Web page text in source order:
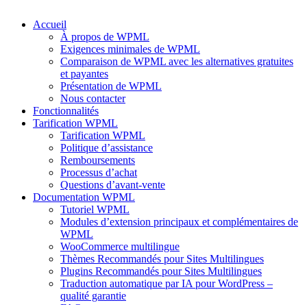
Accueil
À propos de WPML
Exigences minimales de WPML
Comparaison de WPML avec les alternatives gratuites
et payantes
Présentation de WPML
Nous contacter
Fonctionnalités
Tarification WPML
Tarification WPML
Politique d’assistance
Remboursements
Processus d’achat
Questions d’avant-vente
Documentation WPML
Tutoriel WPML
Modules d’extension principaux et complémentaires de
WPML
WooCommerce multilingue
Thèmes Recommandés pour Sites Multilingues
Plugins Recommandés pour Sites Multilingues
Traduction automatique par IA pour WordPress –
qualité garantie